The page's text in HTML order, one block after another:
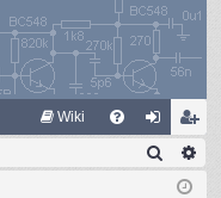
Wiki
og li
m
Sök